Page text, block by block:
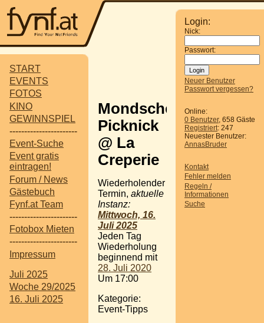
START
EVENTS
FOTOS
KINO
GEWINNSPIEL
-----------------------
Event-Suche
Event gratis
eintragen!
Forum / News
Gästebuch
Fynf.at Team
-----------------------
Fotobox Mieten
-----------------------
Impressum
Juli 2025
Woche 29/2025
16. Juli 2025
Login:
Nick:
Passwort:
Neuer Benutzer
Passwort vergessen?
Online:
0 Benutzer, 658 Gäste
Registriert: 247
Neuester Benutzer:
AnnasBruder
Kontakt
Fehler melden
Regeln /
Informationen
Suche
Mondschein-
Picknick
@ La
Creperie
Wiederholender
Termin, aktuelle
Instanz:
Mittwoch, 16.
Juli 2025
Jeden Tag
Wiederholung
beginnend mit
28. Juli 2020
Um 17:00
Kategorie:
Event-Tipps